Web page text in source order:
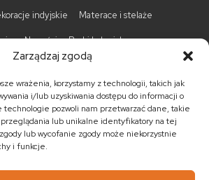
Zarządzaj zgodą
wrażenia, korzystamy z technologii, takich jak
i/lub uzyskiwania dostępu do informacji o
technologie pozwoli nam przetwarzać dane, takie
przeglądania lub unikalne identyfikatory na tej
lub wycofanie zgody może niekorzystnie
i funkcje.
indyjskie Materace i stelaże
Nowości Barki kolonialne
Komody kolonialne Krzesła kolonialne
kolonialne Łóżka kolonialne
Półki kolonialne Regały kolonialne
kawowe Stoliki nocne